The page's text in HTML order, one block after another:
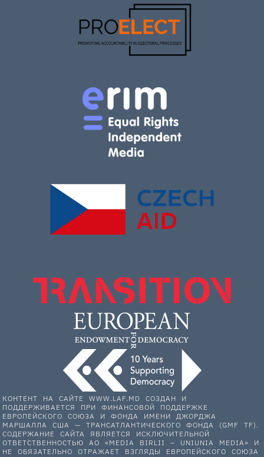
КОНТЕНТ НА САЙТЕ WWW.LAF.MD СОЗДАН И
ПОДДЕРЖИВАЕТСЯ ПРИ ФИНАНСОВОЙ ПОДДЕРЖКЕ
ЕВРОПЕЙСКОГО СОЮЗА И ФОНДА ИМЕНИ ДЖОРДЖА
МАРШАЛЛА США — ТРАНСАТЛАНТИЧЕСКОГО ФОНДА (GMF TF).
СОДЕРЖАНИЕ САЙТА ЯВЛЯЕТСЯ ИСКЛЮЧИТЕЛЬНОЙ
ОТВЕТСТВЕННОСТЬЮ АО «MEDIA BIRLII – UNIUNIA MEDIA» И
НЕ ОБЯЗАТЕЛЬНО ОТРАЖАЕТ ВЗГЛЯДЫ ЕВРОПЕЙСКОГО СОЮЗА